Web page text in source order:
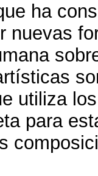
ha
nuevas
utiliza
para